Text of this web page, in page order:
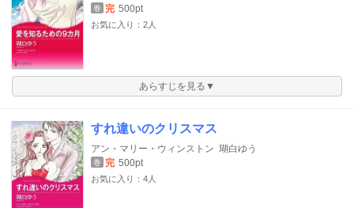
巻 完 500pt
お気に入り：2人
あらすじを見る▼
すれ違いのクリスマス
アン・マリー・ウィンストン 瑚白ゆう
巻 完 500pt
お気に入り：4人